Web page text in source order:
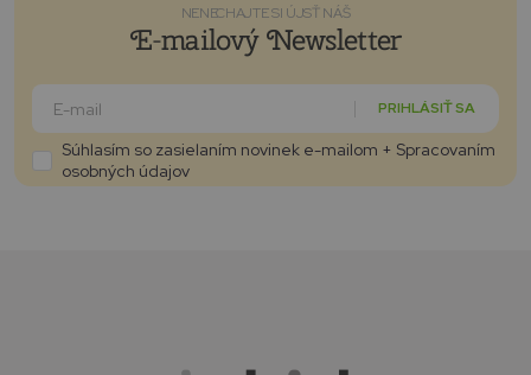
NENECHAJTE SI ÚJSŤ NÁŠ
E-mailový Newsletter
PRIHLÁSIŤ SA
Súhlasím so zasielaním novinek e-mailom + Spracovaním
osobných údajov